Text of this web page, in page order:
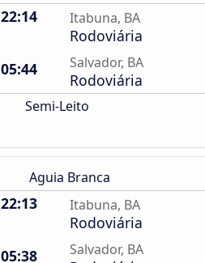
22:14 Itabuna, BA
Rodoviária
05:44
Salvador, BA
Rodoviária
Semi-Leito
Aguia Branca
22:13 Itabuna, BA
Rodoviária
05:38
Salvador, BA